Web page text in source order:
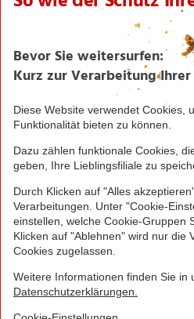
NORMA News
Seite drucken
Greifen Sie schnell zu! Alle
Irrtümer durch Schreib-,
Datenübertragungsfehler sind
© 2016 - 2026 NORMA
Stiftung & Co. KG
Sitemap Kontakt
Barrierefreiheitserklärung